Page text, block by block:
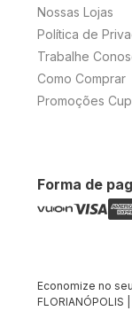
Nossas Lojas
Política de
Trabalhe
Como Comprar
Promoções
Forma de
Economize no